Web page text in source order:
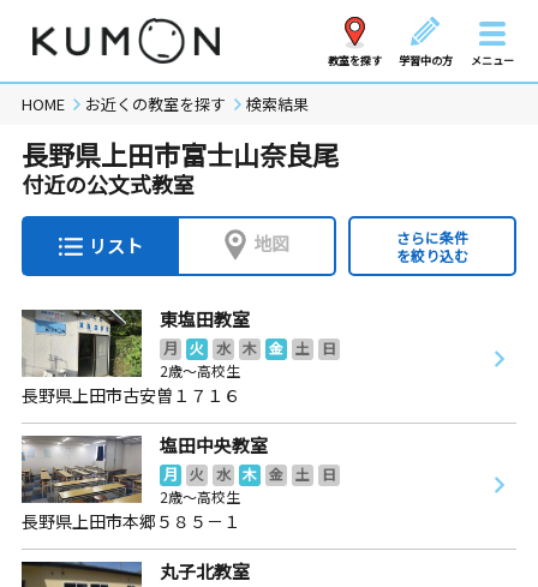
教室を探す 学習中の方 メニュー
HOME お近くの教室を探す 検索結果
長野県上田市富士山奈良尾
付近の公文式教室
リスト 地図
さらに条件
を絞り込む
東塩田教室
月 火 水 木 金 土
日
2歳～高校生
長野県上田市古安曽１７１６
塩田中央教室
月 火 水 木 金 土
日
2歳～高校生
長野県上田市本郷５８５－１
丸子北教室